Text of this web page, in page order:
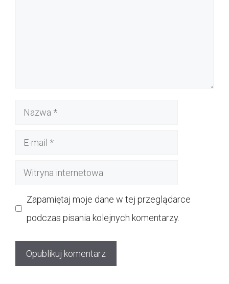
Nazwa
Witryna
Zapamiętaj moje dane w tej przeglądarce
podczas pisania kolejnych komentarzy.